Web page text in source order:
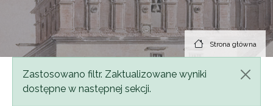
Strona główna
Komunikat
Zastosowano filtr. Zaktualizowane wyniki
dostępne w następnej sekcji.